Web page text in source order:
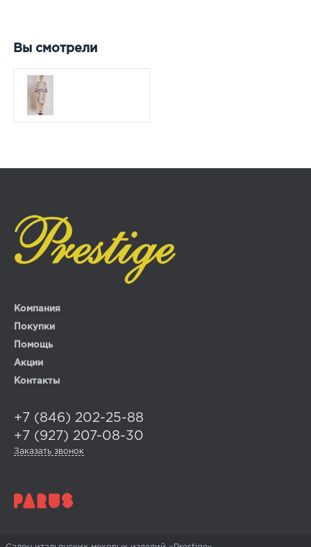
Вы смотрели
Компания
Покупки
Помощь
Акции
Контакты
+7 (846) 202-25-88
+7 (927) 207-08-30
Заказать звонок